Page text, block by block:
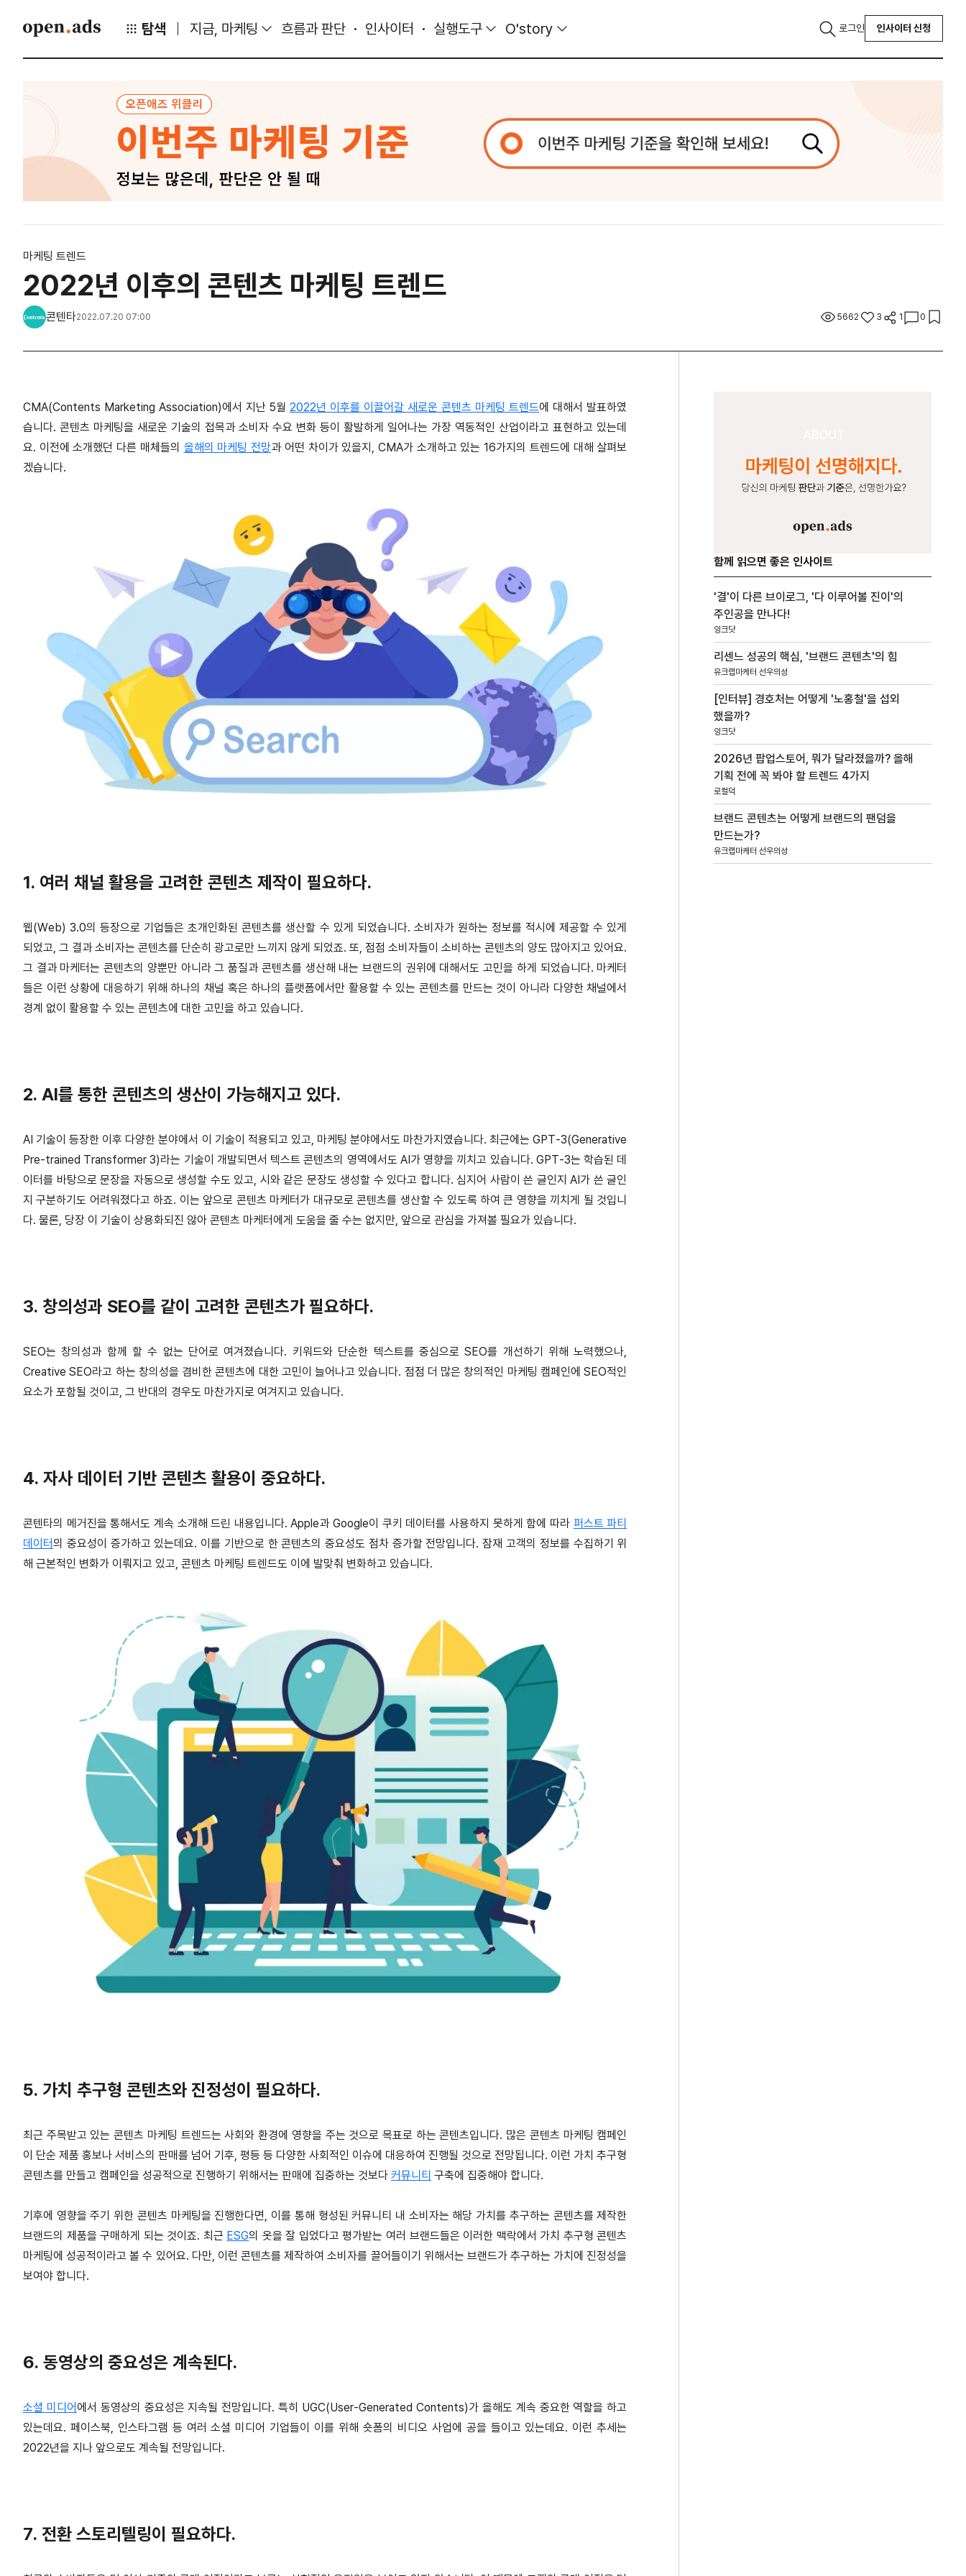
탐색 지금, 마케팅 흐름과 판단 인사이터 실행도구 O'story 로그인 인사이터 신청
마케팅 트렌드
2022년 이후의 콘텐츠 마케팅 트렌드
콘텐타2022.07.20 07:00 5662 3 1 0
CMA(Contents Marketing Association)에서 지난 5월2022년 이후를 이끌어갈 새로운 콘텐츠 마케팅 트렌드에 대해서 발표하였
습니다. 콘텐츠 마케팅을 새로운 기술의 접목과 소비자 수요 변화 등이 활발하게 일어나는 가장 역동적인 산업이라고 표현하고 있는데
요. 이전에 소개했던 다른 매체들의 올해의 마케팅 전망과 어떤 차이가 있을지, CMA가 소개하고 있는 16가지의 트렌드에 대해 살펴보
겠습니다.
1. 여러 채널 활용을 고려한 콘텐츠 제작이 필요하다.
웹(Web) 3.0의 등장으로 기업들은 초개인화된 콘텐츠를 생산할 수 있게 되었습니다. 소비자가 원하는 정보를 적시에 제공할 수 있게
되었고, 그 결과 소비자는 콘텐츠를 단순히 광고로만 느끼지 않게 되었죠. 또, 점점 소비자들이 소비하는 콘텐츠의 양도 많아지고 있어요.
그 결과 마케터는 콘텐츠의 양뿐만 아니라 그 품질과 콘텐츠를 생산해 내는 브랜드의 권위에 대해서도 고민을 하게 되었습니다. 마케터
들은 이런 상황에 대응하기 위해 하나의 채널 혹은 하나의 플랫폼에서만 활용할 수 있는 콘텐츠를 만드는 것이 아니라 다양한 채널에서
경계 없이 활용할 수 있는 콘텐츠에 대한 고민을 하고 있습니다.
2. AI를 통한 콘텐츠의 생산이 가능해지고 있다.
AI 기술이 등장한 이후 다양한 분야에서 이 기술이 적용되고 있고, 마케팅 분야에서도 마찬가지였습니다. 최근에는 GPT-3(Generative
Pre-trained Transformer 3)라는 기술이 개발되면서 텍스트 콘텐츠의 영역에서도 AI가 영향을 끼치고 있습니다. GPT-3는 학습된 데
이터를 바탕으로 문장을 자동으로 생성할 수도 있고, 시와 같은 문장도 생성할 수 있다고 합니다. 심지어 사람이 쓴 글인지 AI가 쓴 글인
지 구분하기도 어려워졌다고 하죠. 이는 앞으로 콘텐츠 마케터가 대규모로 콘텐츠를 생산할 수 있도록 하여 큰 영향을 끼치게 될 것입니
다. 물론, 당장 이 기술이 상용화되진 않아 콘텐츠 마케터에게 도움을 줄 수는 없지만, 앞으로 관심을 가져볼 필요가 있습니다.
3. 창의성과 SEO를 같이 고려한 콘텐츠가 필요하다.
SEO는 창의성과 함께 할 수 없는 단어로 여겨졌습니다. 키워드와 단순한 텍스트를 중심으로 SEO를 개선하기 위해 노력했으나,
Creative SEO라고 하는 창의성을 겸비한 콘텐츠에 대한 고민이 늘어나고 있습니다. 점점 더 많은 창의적인 마케팅 캠페인에 SEO적인
요소가 포함될 것이고, 그 반대의 경우도 마찬가지로 여겨지고 있습니다.
4. 자사 데이터 기반 콘텐츠 활용이 중요하다.
콘텐타의 메거진을 통해서도 계속 소개해 드린 내용입니다. Apple과 Google이 쿠키 데이터를 사용하지 못하게 함에 따라 퍼스트 파티
데이터의 중요성이 증가하고 있는데요. 이를 기반으로 한 콘텐츠의 중요성도 점차 증가할 전망입니다. 잠재 고객의 정보를 수집하기 위
해 근본적인 변화가 이뤄지고 있고, 콘텐츠 마케팅 트렌드도 이에 발맞춰 변화하고 있습니다.
5. 가치 추구형 콘텐츠와 진정성이 필요하다.
최근 주목받고 있는 콘텐츠 마케팅 트렌드는 사회와 환경에 영향을 주는 것으로 목표로 하는 콘텐츠입니다. 많은 콘텐츠 마케팅 캠페인
이 단순 제품 홍보나 서비스의 판매를 넘어 기후, 평등 등 다양한 사회적인 이슈에 대응하여 진행될 것으로 전망됩니다. 이런 가치 추구형
콘텐츠를 만들고 캠페인을 성공적으로 진행하기 위해서는 판매에 집중하는 것보다 커뮤니티 구축에 집중해야 합니다.
기후에 영향을 주기 위한 콘텐츠 마케팅을 진행한다면, 이를 통해 형성된 커뮤니티 내 소비자는 해당 가치를 추구하는 콘텐츠를 제작한
브랜드의 제품을 구매하게 되는 것이죠. 최근 ESG의 옷을 잘 입었다고 평가받는 여러 브랜드들은 이러한 맥락에서 가치 추구형 콘텐츠
마케팅에 성공적이라고 볼 수 있어요. 다만, 이런 콘텐츠를 제작하여 소비자를 끌어들이기 위해서는 브랜드가 추구하는 가치에 진정성을
보여야 합니다.
6. 동영상의 중요성은 계속된다.
소셜 미디어에서 동영상의 중요성은 지속될 전망입니다. 특히 UGC(User-Generated Contents)가 올해도 계속 중요한 역할을 하고
있는데요. 페이스북, 인스타그램 등 여러 소셜 미디어 기업들이 이를 위해 숏폼의 비디오 사업에 공을 들이고 있는데요. 이런 추세는
2022년을 지나 앞으로도 계속될 전망입니다.
7. 전환 스토리텔링이 필요하다.
함께 읽으면 좋은 인사이트
'결'이 다른 브이로그, '다 이루어볼 진이'의
주인공을 만나다!
잉크닷
리센느 성공의 핵심, '브랜드 콘텐츠'의 힘
유크랩마케터 선우의성
[인터뷰] 경호처는 어떻게 '노홍철'을 섭외
했을까?
잉크닷
2026년 팝업스토어, 뭐가 달라졌을까? 올해
기획 전에 꼭 봐야 할 트렌드 4가지
로컬덕
브랜드 콘텐츠는 어떻게 브랜드의 팬덤을
만드는가?
유크랩마케터 선우의성